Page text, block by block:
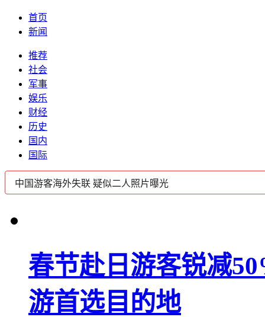
首页
新闻
推荐
社会
军事
娱乐
财经
历史
国内
国际
春节赴日游客锐减
游首选目的地